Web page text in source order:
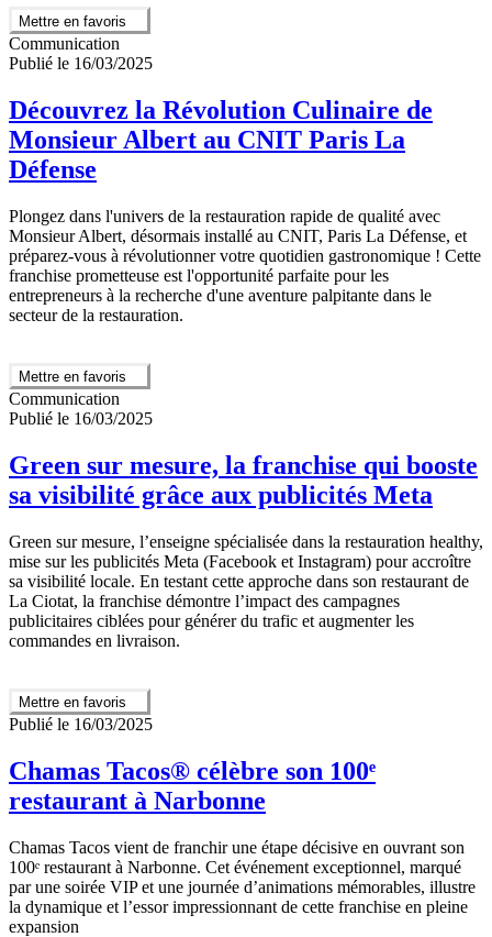
Mettre en favoris
Communication
Publié le 16/03/2025
Découvrez la Révolution Culinaire de
Monsieur Albert au CNIT Paris La
Défense
Plongez dans l'univers de la restauration rapide de qualité avec
Monsieur Albert, désormais installé au CNIT, Paris La Défense, et
préparez-vous à révolutionner votre quotidien gastronomique ! Cette
franchise prometteuse est l'opportunité parfaite pour les
entrepreneurs à la recherche d'une aventure palpitante dans le
secteur de la restauration.
Mettre en favoris
Communication
Publié le 16/03/2025
Green sur mesure, la franchise qui booste
sa visibilité grâce aux publicités Meta
Green sur mesure, l’enseigne spécialisée dans la restauration healthy,
mise sur les publicités Meta (Facebook et Instagram) pour accroître
sa visibilité locale. En testant cette approche dans son restaurant de
La Ciotat, la franchise démontre l’impact des campagnes
publicitaires ciblées pour générer du trafic et augmenter les
commandes en livraison.
Mettre en favoris
Publié le 16/03/2025
Chamas Tacos® célèbre son 100ᵉ
restaurant à Narbonne
Chamas Tacos vient de franchir une étape décisive en ouvrant son
100ᵉ restaurant à Narbonne. Cet événement exceptionnel, marqué
par une soirée VIP et une journée d’animations mémorables, illustre
la dynamique et l’essor impressionnant de cette franchise en pleine
expansion